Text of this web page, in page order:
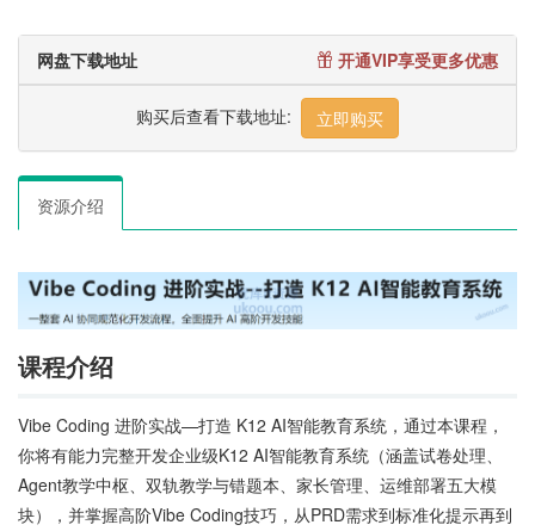
开通VIP享受更多优惠
网盘下载地址
购买后查看下载地址: 立即购买
资源介绍
课程介绍
Vibe Coding 进阶实战—打造 K12 AI智能教育系统，通过本课程，
你将有能力完整开发企业级K12 AI智能教育系统（涵盖试卷处理、
Agent教学中枢、双轨教学与错题本、家长管理、运维部署五大模
块），并掌握高阶Vibe Coding技巧，从PRD需求到标准化提示再到